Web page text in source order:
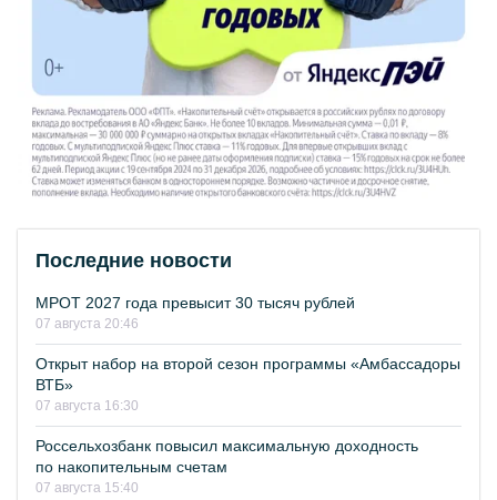
Последние новости
МРОТ 2027 года превысит 30 тысяч рублей
07 августа 20:46
Открыт набор на второй сезон программы «Амбассадоры
ВТБ»
07 августа 16:30
Россельхозбанк повысил максимальную доходность
по накопительным счетам
07 августа 15:40